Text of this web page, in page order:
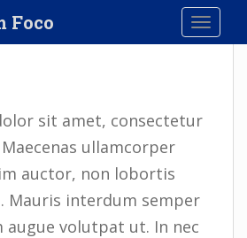
Foco
sit amet, consectetur
ullamcorper
auctor, non lobortis
Mauris interdum semper
augue volutpat ut. In nec